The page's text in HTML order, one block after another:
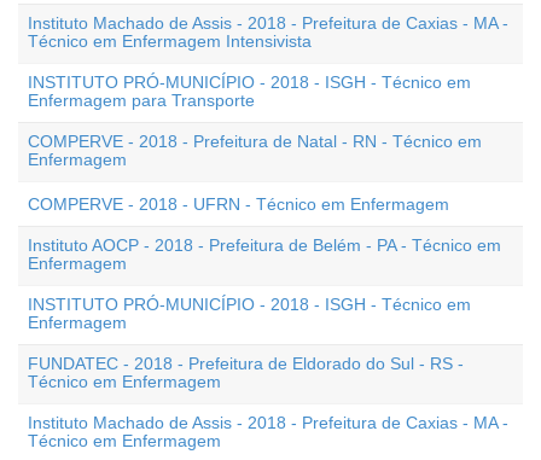
Instituto Machado de Assis - 2018 - Prefeitura de Caxias - MA -
Técnico em Enfermagem Intensivista
INSTITUTO PRÓ-MUNICÍPIO - 2018 - ISGH - Técnico em
Enfermagem para Transporte
COMPERVE - 2018 - Prefeitura de Natal - RN - Técnico em
Enfermagem
COMPERVE - 2018 - UFRN - Técnico em Enfermagem
Instituto AOCP - 2018 - Prefeitura de Belém - PA - Técnico em
Enfermagem
INSTITUTO PRÓ-MUNICÍPIO - 2018 - ISGH - Técnico em
Enfermagem
FUNDATEC - 2018 - Prefeitura de Eldorado do Sul - RS -
Técnico em Enfermagem
Instituto Machado de Assis - 2018 - Prefeitura de Caxias - MA -
Técnico em Enfermagem